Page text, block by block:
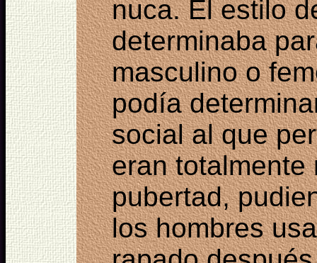
nuca. El estilo
determinaba
masculino o
podía
social al que
eran totalmente
pubertad,
los hombres